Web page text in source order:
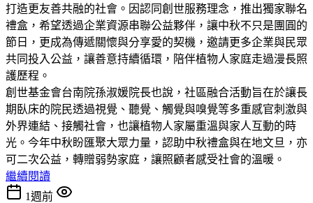
打造更友善共融的社會。因認同創世服務理念，推出獨家聯名
禮盒，希望透過企業資源串聯公益夥伴，讓中秋不只是團圓的
節日，更成為傳遞關懷與分享愛的契機，邀請更多企業與民眾
共同投入公益，讓善意持續循環，陪伴植物人家庭走過漫長照
護歷程。
創世基金會台南院孫淑媛院長也說，社區融合活動旨在於讓長
期臥床的院民透過視覺、聽覺、觸覺與嗅覺等多重感官刺激與
外界連結、接觸社會，也讓植物人家屬重溫與家人互動的時
光。今年中秋盼匯聚大眾力量，認助中秋禮盒與在地文旦，亦
可二次公益，轉贈弱勢家庭，讓照顧者感受社會的溫暖。
繼續閱讀
1週前